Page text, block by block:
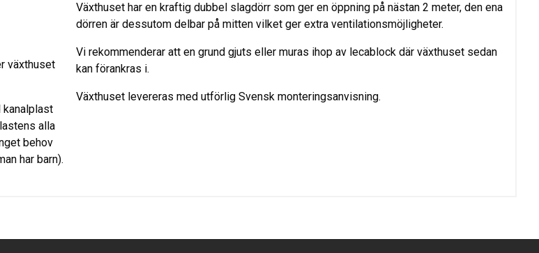
växthuset
kanalplast
alla
behov
har barn).
Växthuset har en kraftig dubbel slagdörr som ger en öppning på nästan 2 meter, den ena
dörren är dessutom delbar på mitten vilket ger extra ventilationsmöjligheter.
Vi rekommenderar att en grund gjuts eller muras ihop av lecablock där växthuset sedan
kan förankras i.
Växthuset levereras med utförlig Svensk monteringsanvisning.